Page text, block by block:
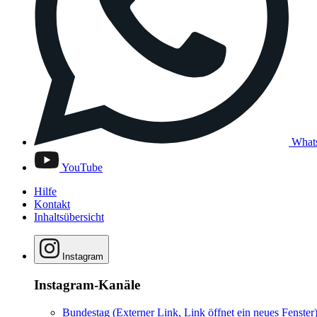
YouTube
Hilfe
Kontakt
Inhaltsübersicht
Instagram
Instagram-Kanäle
Bundestag (Externer Link, Link öffnet ein neues Fenster)